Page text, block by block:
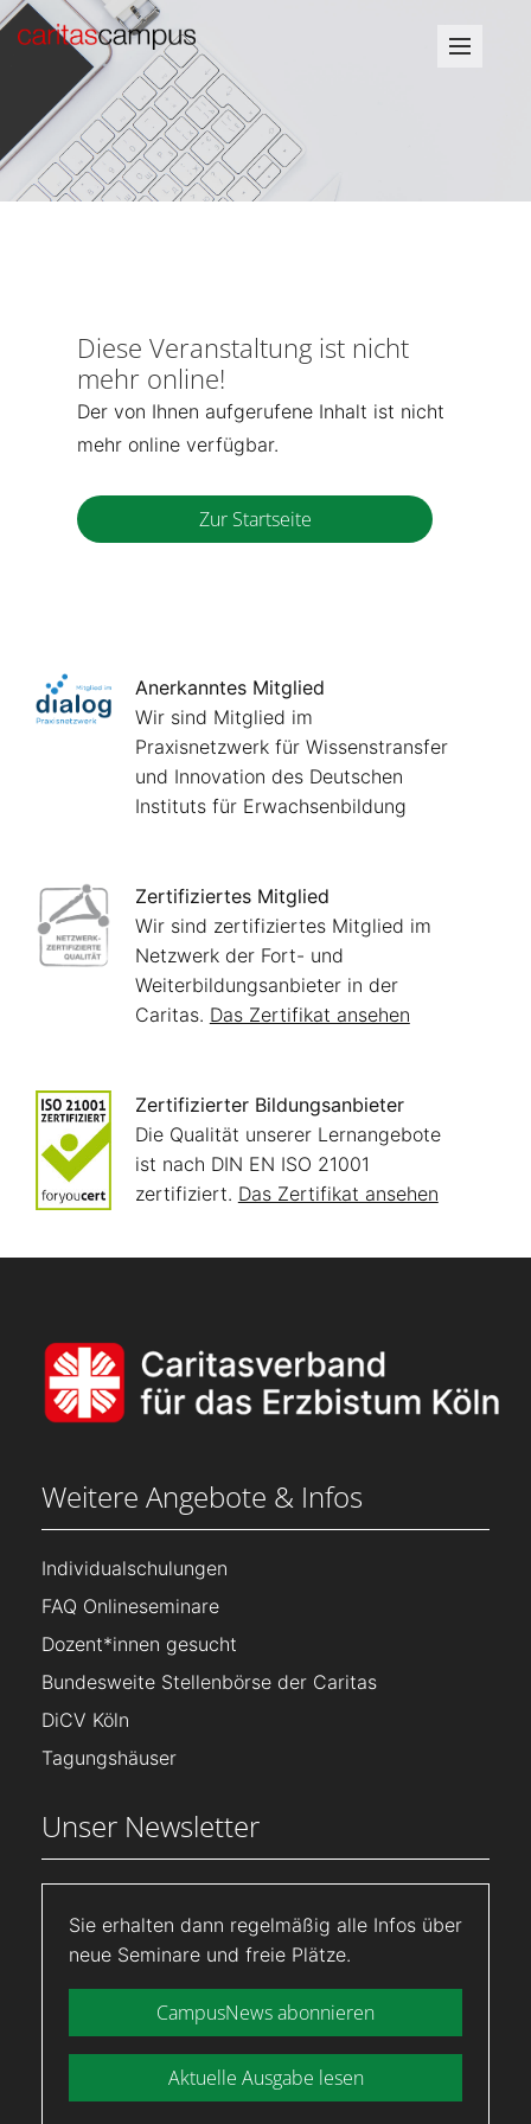
Diese Veranstaltung ist nicht
mehr online!
Der von Ihnen aufgerufene Inhalt ist nicht
mehr online verfügbar.
Zur Startseite
Anerkanntes Mitglied
Wir sind Mitglied im
Praxisnetzwerk für Wissenstransfer
und Innovation des Deutschen
Instituts für Erwachsenbildung
Zertifiziertes Mitglied
Wir sind zertifiziertes Mitglied im
Netzwerk der Fort- und
Weiterbildungsanbieter in der
Caritas. Das Zertifikat ansehen
Zertifizierter Bildungsanbieter
Die Qualität unserer Lernangebote
ist nach DIN EN ISO 21001
zertifiziert. Das Zertifikat ansehen
Weitere Angebote & Infos
Individualschulungen
FAQ Onlineseminare
Dozent*innen gesucht
Bundesweite Stellenbörse der Caritas
DiCV Köln
Tagungshäuser
Unser Newsletter
Sie erhalten dann regelmäßig alle Infos über
neue Seminare und freie Plätze.
CampusNews abonnieren
Aktuelle Ausgabe lesen